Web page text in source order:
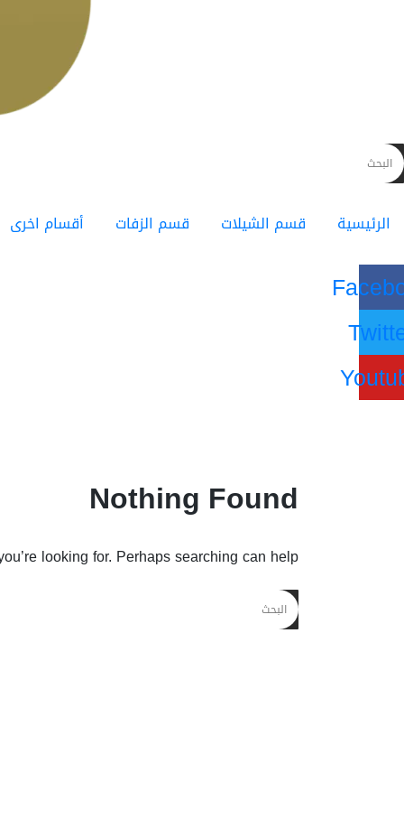
الرئيسية قسم الشيلات قسم الزفات أقسام اخرى
Nothing Found
looking for. Perhaps searching can help.